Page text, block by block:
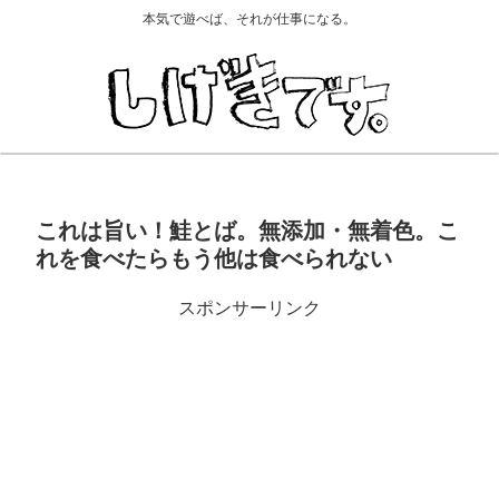
本気で遊べば、それが仕事になる。
これは旨い！鮭とば。無添加・無着色。こ
れを食べたらもう他は食べられない
スポンサーリンク